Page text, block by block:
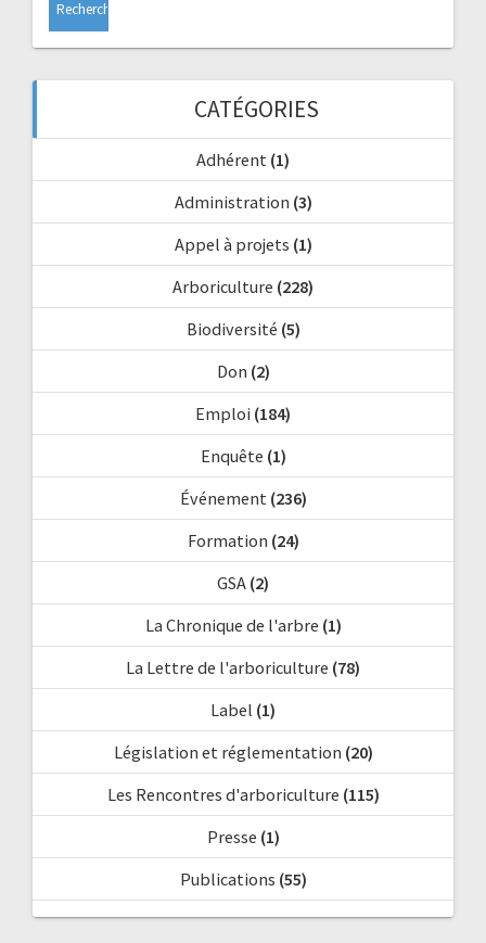
CATÉGORIES
Adhérent (1)
Administration (3)
Appel à projets (1)
Arboriculture (228)
Biodiversité (5)
Don (2)
Emploi (184)
Enquête (1)
Événement(236)
Formation (24)
GSA (2)
La Chronique de l'arbre (1)
La Lettre de l'arboriculture (78)
Label (1)
Législation et réglementation (20)
Les Rencontres d'arboriculture (115)
Presse (1)
Publications (55)